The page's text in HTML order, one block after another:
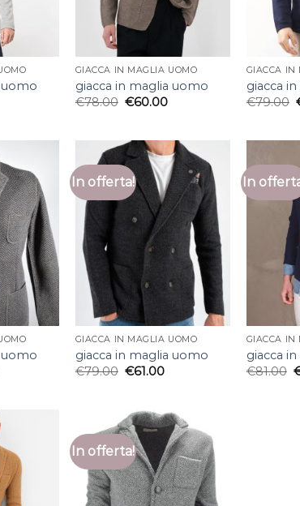
uomo
GIACCA IN MAGLIA UOMO
giacca in maglia uomo
€78.00 €60.00
GIACCA IN
giacca
€79.00
uomo
In offerta!
GIACCA IN MAGLIA UOMO
giacca in maglia uomo
€79.00 €61.00
In
GIACCA IN
giacca
€81.00
In offerta!